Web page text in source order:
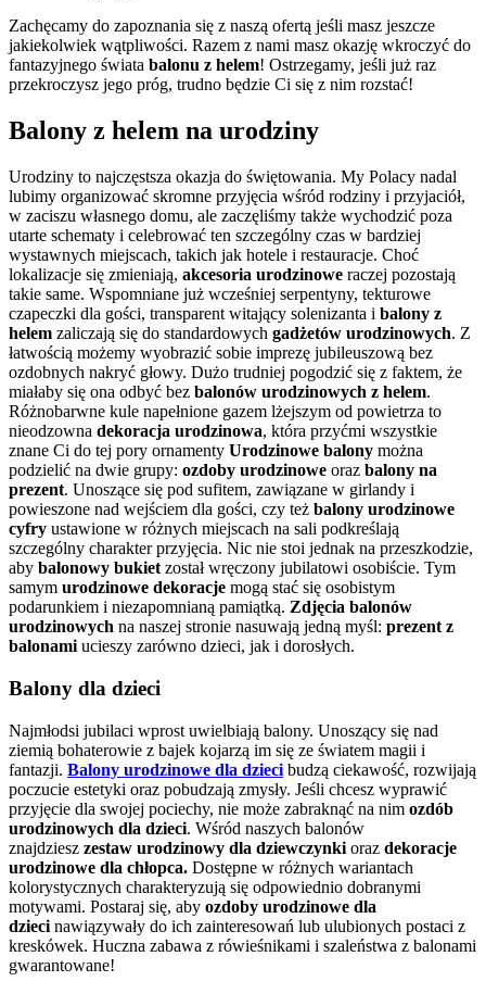
Zachęcamy do zapoznania się z naszą ofertą jeśli masz jeszcze
jakiekolwiek wątpliwości. Razem z nami masz okazję wkroczyć do
fantazyjnego świata balonu z helem! Ostrzegamy, jeśli już raz
przekroczysz jego próg, trudno będzie Ci się z nim rozstać!
Balony z helem na urodziny
Urodziny to najczęstsza okazja do świętowania. My Polacy nadal
lubimy organizować skromne przyjęcia wśród rodziny i przyjaciół,
w zaciszu własnego domu, ale zaczęliśmy także wychodzić poza
utarte schematy i celebrować ten szczególny czas w bardziej
wystawnych miejscach, takich jak hotele i restauracje. Choć
lokalizacje się zmieniają, akcesoria urodzinowe raczej pozostają
takie same. Wspomniane już wcześniej serpentyny, tekturowe
czapeczki dla gości, transparent witający solenizanta i balony z
helem zaliczają się do standardowych gadżetów urodzinowych. Z
łatwością możemy wyobrazić sobie imprezę jubileuszową bez
ozdobnych nakryć głowy. Dużo trudniej pogodzić się z faktem, że
miałaby się ona odbyć bez balonów urodzinowych z helem.
Różnobarwne kule napełnione gazem lżejszym od powietrza to
nieodzowna dekoracja urodzinowa, która przyćmi wszystkie
znane Ci do tej pory ornamenty Urodzinowe balony można
podzielić na dwie grupy: ozdoby urodzinowe oraz balony na
prezent. Unoszące się pod sufitem, zawiązane w girlandy i
powieszone nad wejściem dla gości, czy też balony urodzinowe
cyfry ustawione w różnych miejscach na sali podkreślają
szczególny charakter przyjęcia. Nic nie stoi jednak na przeszkodzie,
aby balonowy bukiet został wręczony jubilatowi osobiście. Tym
samym urodzinowe dekoracje mogą stać się osobistym
podarunkiem i niezapomnianą pamiątką. Zdjęcia balonów
urodzinowych na naszej stronie nasuwają jedną myśl: prezent z
balonami ucieszy zarówno dzieci, jak i dorosłych.
Balony dla dzieci
Najmłodsi jubilaci wprost uwielbiają balony. Unoszący się nad
ziemią bohaterowie z bajek kojarzą im się ze światem magii i
fantazji. Balony urodzinowe dla dzieci budzą ciekawość, rozwijają
poczucie estetyki oraz pobudzają zmysły. Jeśli chcesz wyprawić
przyjęcie dla swojej pociechy, nie może zabraknąć na nim ozdób
urodzinowych dla dzieci. Wśród naszych balonów
znajdziesz zestaw urodzinowy dla dziewczynki oraz dekoracje
urodzinowe dla chłopca. Dostępne w różnych wariantach
kolorystycznych charakteryzują się odpowiednio dobranymi
motywami. Postaraj się, aby ozdoby urodzinowe dla
dzieci nawiązywały do ich zainteresowań lub ulubionych postaci z
kreskówek. Huczna zabawa z rówieśnikami i szaleństwa z balonami
gwarantowane!